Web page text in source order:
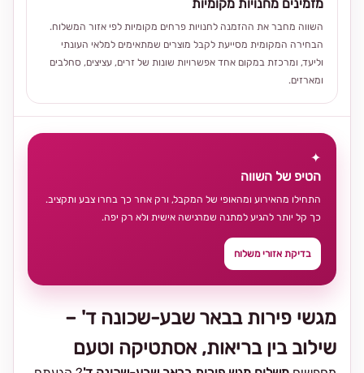
מזמינים מחנויות מקומיות
השווה מחבר את ההזמנה לחנויות פרחים מקומיות לפי אזור המשלוח.
הבחירה המקומית מסייעת לקבל מוצרים שמתאימים למלאי העונתי
וליעד, ומרכזת במקום אחד אפשרויות שונות של זרים, עציצים, סחלבים
ומארזים.
מגשי פירות בבאר שבע-שכונה ד' –
שילוב בין בריאות, אסתטיקה וטעם
✦
הטיפ של השווה
התחילו מהאירוע ומהאופי של המקבל, ורק אחר כך בחרו צבע ותקציב.
כך קל יותר להגיע למתנה שמרגישה אישית ולא רק יפה.
בדיקת אזורי משלוח